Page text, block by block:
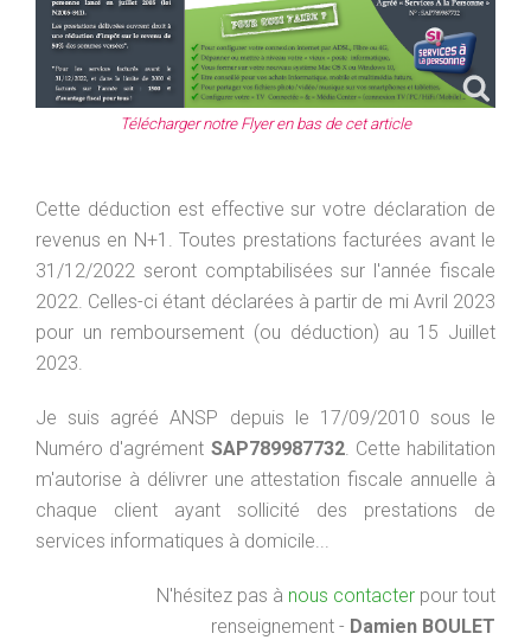
Télécharger notre Flyer en bas de cet article
Cette déduction est effective sur votre déclaration de
revenus en N+1. Toutes prestations facturées avant le
31/12/2022 seront comptabilisées sur l'année fiscale
2022. Celles-ci étant déclarées à partir de mi Avril 2023
pour un remboursement (ou déduction) au 15 Juillet
2023.
Je suis agréé ANSP depuis le 17/09/2010 sous le
Numéro d'agrément SAP789987732. Cette habilitation
m'autorise à délivrer une attestation fiscale annuelle à
chaque client ayant sollicité des prestations de
services informatiques à domicile...
N'hésitez pas à nous contacter pour tout
renseignement - Damien BOULET